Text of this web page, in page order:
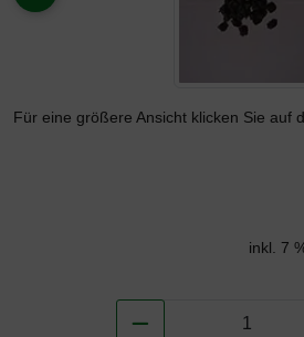
ZURÜCK
Für eine größere Ansicht klicken Sie auf
inkl. 7